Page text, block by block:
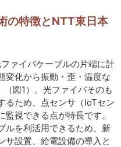
の特徴とNTT東日本
ァイバケーブルの片端に計
変化から振動・歪・温度な
（図1）。光ファイバそのも
るため、点センサ（IoTセン
視できる点が特長です。
ルを利活用できるため、新
サ設置、給電設備の導入と